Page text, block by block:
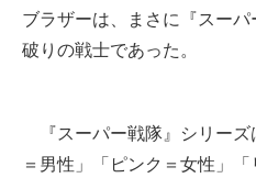
ブラザーは、まさに『スー
破りの戦士であった。
『スーパー戦隊』シリーズ
＝男性」「ピンク＝女性」